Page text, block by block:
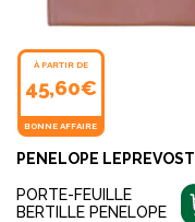
À PARTIR DE
45,60€
BONNE AFFAIRE
PENELOPE LEPREVOST
PORTE-FEUILLE
BERTILLE PENELOPE